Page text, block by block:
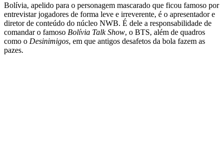
Bolívia, apelido para o personagem mascarado que ficou famoso por
entrevistar jogadores de forma leve e irreverente, é o apresentador e
diretor de conteúdo do núcleo NWB. É dele a responsabilidade de
comandar o famoso Bolívia Talk Show, o BTS, além de quadros
como o Desinimigos, em que antigos desafetos da bola fazem as
pazes.